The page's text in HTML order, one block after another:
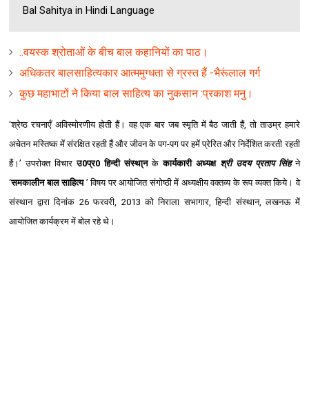
Bal Sahitya in Hindi Language
..वयस्‍क श्रोताओं के बीच बाल कहानियों का पाठ।
अधिकतर बालसाहित्‍यकार आत्‍ममुग्‍धता से ग्रस्‍त हैं -भैरूंलाल गर्ग
कुछ महाभाटों ने किया बाल साहित्‍य का नुकसान :प्रकाश मनु।
‘श्रेष्ठ रचनाएँ अविस्मोरणीय होती हैं। वह एक बार जब स्मृति में बैठ जाती हैं, तो ताउम्र हमारे
अचेतन मस्तिष्क में संरक्षित रहती हैं और जीवन के पग-पग पर हमें प्रेरित और निर्देशित करती रहती
हैं।’ उपरोक्त विचार उ0प्र0 हिन्दी संस्था्नकेकार्यकारी अध्यक्ष श्री उदय प्रताप सिंहने
‘समकालीन बाल साहित्य’ विषय पर आयोजित संगोष्ठी में अध्यक्षीय वक्त‍व्य के रूप व्यक्त किये। वे
संस्थान द्वारा दिनांक 26 फरवरी, 2013 को निराला सभागार, हिन्दी संस्थान, लखनऊ में
आयोजित कार्यक्रम में बोल रहे थे।